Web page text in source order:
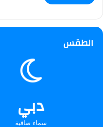
الطقس
دبي
سماء صافية